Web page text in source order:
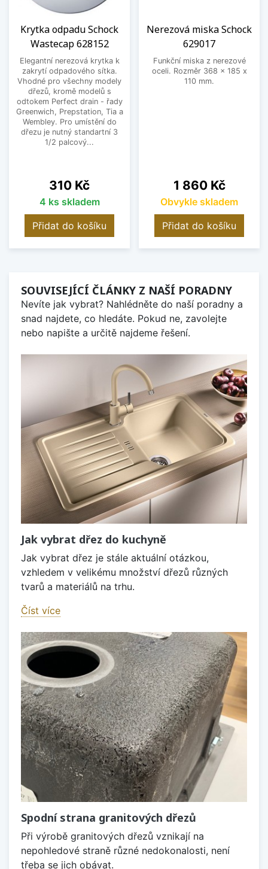
Krytka odpadu Schock
Wastecap 628152
Elegantní nerezová krytka k
zakrytí odpadového sítka.
Vhodné pro všechny modely
dřezů, kromě modelů s
odtokem Perfect drain - řady
Greenwich, Prepstation, Tia a
Wembley. Pro umístění do
dřezu je nutný standartní 3
1/2 palcový...
Cena
310 Kč
4 ks skladem
Přidat do košíku
Nerezová miska Schock
629017
Funkční miska z nerezové
oceli. Rozměr 368 x 185 x
110 mm.
Cena
1 860 Kč
Obvykle skladem
Přidat do košíku
SOUVISEJÍCÍ ČLÁNKY Z NAŠÍ PORADNY
Nevíte jak vybrat? Nahlédněte do naší poradny a
snad najdete, co hledáte. Pokud ne, zavolejte
nebo napište a určitě najdeme řešení.
Jak vybrat dřez do kuchyně
Jak vybrat dřez je stále aktuální otázkou,
vzhledem v velikému množství dřezů různých
tvarů a materiálů na trhu.
Číst více
Spodní strana granitových dřezů
Při výrobě granitových dřezů vznikají na
nepohledové straně různé nedokonalosti, není
třeba se jich obávat.